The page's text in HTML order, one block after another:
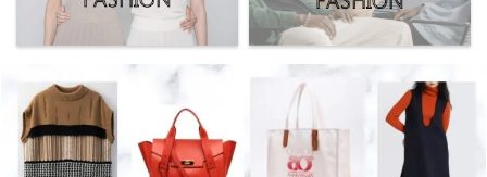
【よく検索されてる女性芸能人】
・有村架純
・広瀬すず
・川口春奈